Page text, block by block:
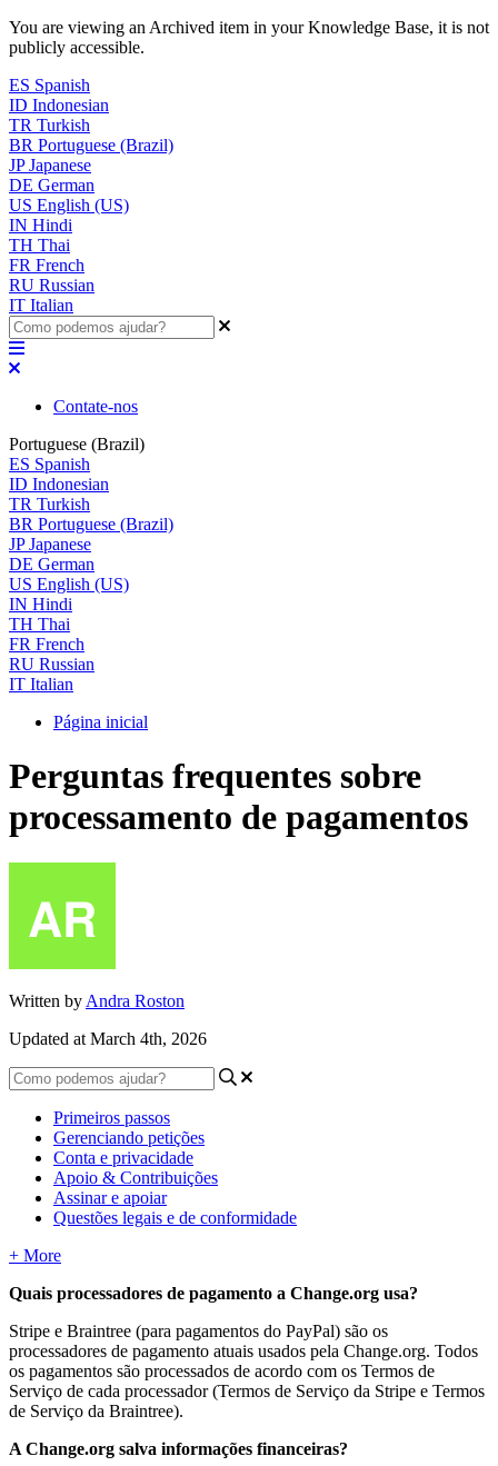
You are viewing an Archived item in your Knowledge Base, it is not
publicly accessible.
ES Spanish
ID Indonesian
TR Turkish
BR Portuguese (Brazil)
JP Japanese
DE German
US English (US)
IN Hindi
TH Thai
FR French
RU Russian
IT Italian
Contate-nos
Portuguese (Brazil)
ES Spanish
ID Indonesian
TR Turkish
BR Portuguese (Brazil)
JP Japanese
DE German
US English (US)
IN Hindi
TH Thai
FR French
RU Russian
IT Italian
Página inicial
Perguntas frequentes sobre
processamento de pagamentos
Written by Andra Roston
Updated at March 4th, 2026
Primeiros passos
Gerenciando petições
Conta e privacidade
Apoio & Contribuições
Assinar e apoiar
Questões legais e de conformidade
+ More
Quais processadores de pagamento a Change.org usa?
Stripe e Braintree (para pagamentos do PayPal) são os
processadores de pagamento atuais usados pela Change.org. Todos
os pagamentos são processados de acordo com os Termos de
Serviço de cada processador (Termos de Serviço da Stripe e Termos
de Serviço da Braintree).
A Change.org salva informações financeiras?